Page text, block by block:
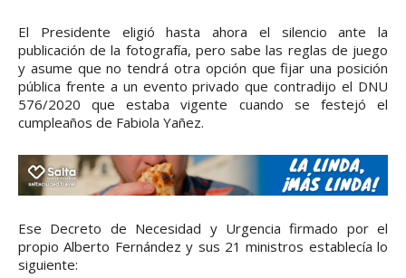
El Presidente eligió hasta ahora el silencio ante la
publicación de la fotografía, pero sabe las reglas de juego
y asume que no tendrá otra opción que fijar una posición
pública frente a un evento privado que contradijo el DNU
576/2020 que estaba vigente cuando se festejó el
cumpleaños de Fabiola Yañez.
Ese Decreto de Necesidad y Urgencia firmado por el
propio Alberto Fernández y sus 21 ministros establecía lo
siguiente: